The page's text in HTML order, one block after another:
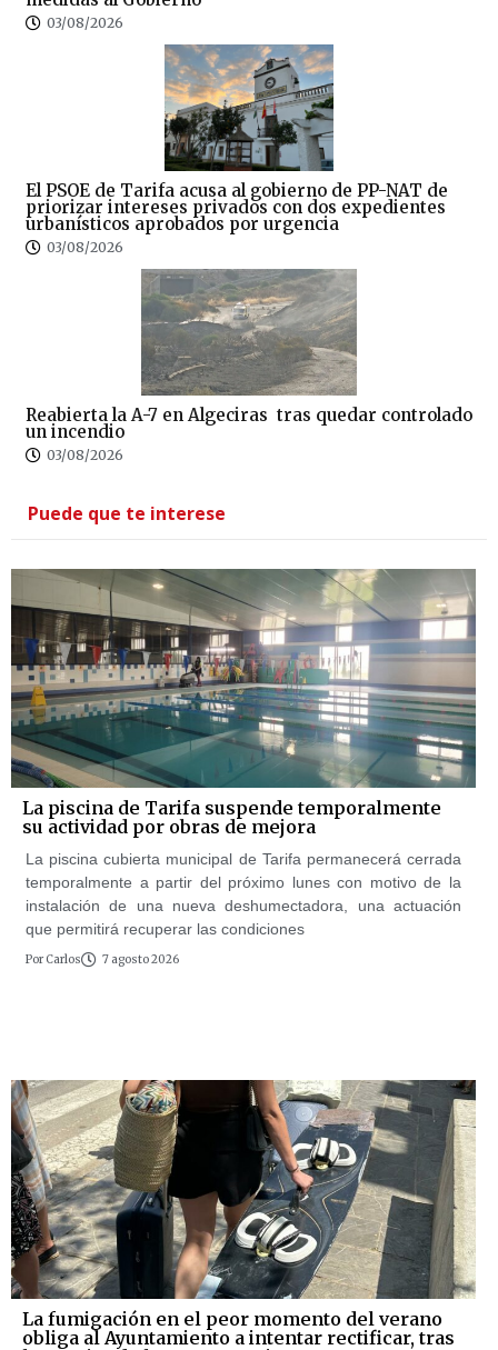
03/08/2026
El PSOE de Tarifa acusa al gobierno de PP-NAT de
priorizar intereses privados con dos expedientes
urbanísticos aprobados por urgencia
03/08/2026
Reabierta la A-7 en Algeciras tras quedar controlado
un incendio
03/08/2026
Puede que te interese
La piscina de Tarifa suspende temporalmente
su actividad por obras de mejora
La piscina cubierta municipal de Tarifa permanecerá cerrada
temporalmente a partir del próximo lunes con motivo de la
instalación de una nueva deshumectadora, una actuación
que permitirá recuperar las condiciones
Por Carlos 7 agosto 2026
La fumigación en el peor momento del verano
obliga al Ayuntamiento a intentar rectificar, tras